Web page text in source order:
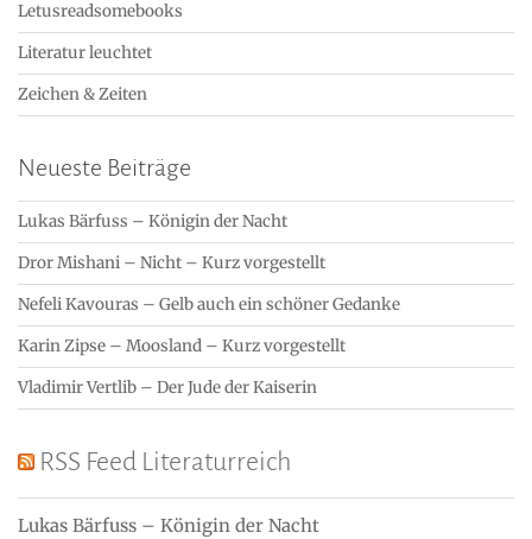
Letusreadsomebooks
Literatur leuchtet
Zeichen & Zeiten
Neueste Beiträge
Lukas Bärfuss – Königin der Nacht
Dror Mishani – Nicht – Kurz vorgestellt
Nefeli Kavouras – Gelb auch ein schöner Gedanke
Karin Zipse – Moosland – Kurz vorgestellt
Vladimir Vertlib – Der Jude der Kaiserin
RSS Feed Literaturreich
Lukas Bärfuss – Königin der Nacht